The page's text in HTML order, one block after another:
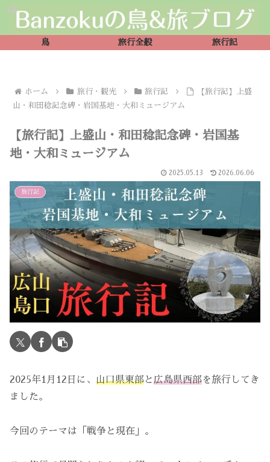
鳥 旅行全般 旅行記
ホーム 旅行・観光 旅行記
【旅行記】上盛
山・和田稔記念碑・岩国基地・大和ミュージアム
【旅行記】上盛山・和田稔記念碑・岩国基
地・大和ミュージアム
2025.05.13 2026.06.06
旅行記
2025年1月12日に、 山口県東部と広島県西部を旅行してき
ました。
今回のテーマは「戦争と現在」。